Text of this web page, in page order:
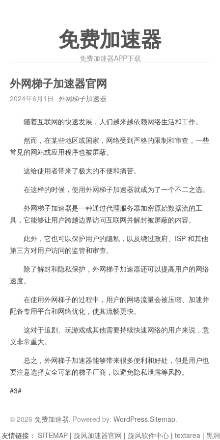
免费加速器
免费加速器APP下载
外网梯子加速器官网
2024年6月1日 外网梯子加速器
随着互联网的快速发展，人们越来越依赖网络生活和工作。
然而，在某些地区或国家，网络受到严格的限制和审查，一些
常见的网站或应用程序也被屏蔽。
这给使用者带来了极大的不便和痛苦。
在这样的时候，使用外网梯子加速器就成为了一个不二之选。
外网梯子加速器是一种通过代理服务器加密原始数据流的工
具，它能够让用户跨越边界访问互联网并解封被屏蔽的内容。
此外，它也可以保护用户的隐私，以及绕过政府、ISP 和其他
第三方对用户访问的监管和审查。
除了解封和隐私保护，外网梯子加速器还可以提高用户的网络
速度。
在使用外网梯子的过程中，用户的网络流量会被压缩、加速并
配备专用平台和网络优化，使其流畅更快。
这对于追剧、玩游戏或其他需要持续快速网络的用户来说，意
义非常重大。
总之，外网梯子加速器能够带来很多便利和好处，但是用户也
要注意选择安全可靠的梯子厂商，以避免隐私泄露等风险。
#3#
© 2026 免费加速器. Powered by: WordPress.Sitemap.
友情链接： SITEMAP | 旋风加速器官网 | 旋风软件中心 | textarea | 黑